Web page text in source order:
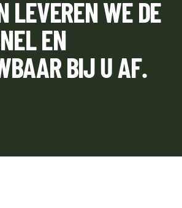
LEVEREN WE DE
EN
BIJ U AF.